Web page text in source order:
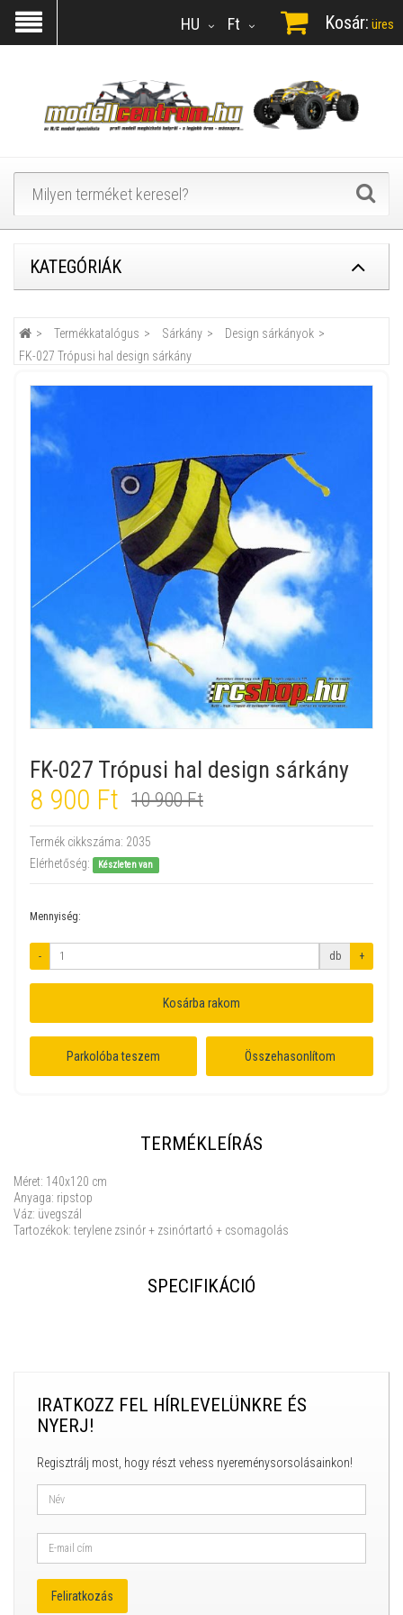
Ft
HU Kosár: üres
KATEGÓRIÁK
Termékkatalógus Sárkány
Design sárkányok
FK-027 Trópusi hal design sárkány
FK-027 Trópusi hal design sárkány
8 900 Ft 10 900 Ft
Termék cikkszáma: 2035
Elérhetőség:
Készleten van
Mennyiség:
- db +
Kosárba rakom
Parkolóba teszem Összehasonlítom
TERMÉKLEÍRÁS
Méret: 140x120 cm
Anyaga: ripstop
Váz: üvegszál
Tartozékok: terylene zsinór + zsinórtartó + csomagolás
SPECIFIKÁCIÓ
IRATKOZZ FEL HÍRLEVELÜNKRE ÉS
NYERJ!
Regisztrálj most, hogy részt vehess nyereménysorsolásainkon!